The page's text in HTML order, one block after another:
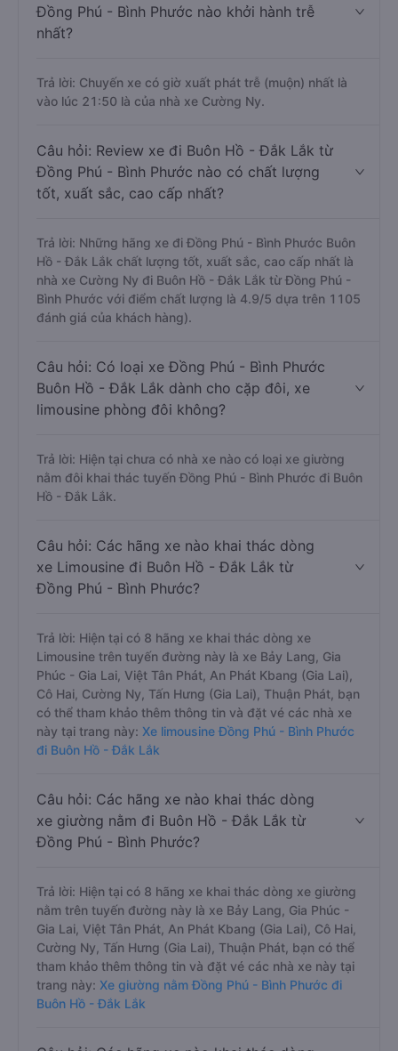
Đồng Phú - Bình Phước nào khởi hành trễ
nhất?
Trả lời: Chuyến xe có giờ xuất phát trễ (muộn) nhất là
vào lúc 21:50 là của nhà xe Cường Ny.
Câu hỏi: Review xe đi Buôn Hồ - Đắk Lắk từ
Đồng Phú - Bình Phước nào có chất lượng
tốt, xuất sắc, cao cấp nhất?
Trả lời: Những hãng xe đi Đồng Phú - Bình Phước Buôn
Hồ - Đắk Lắk chất lượng tốt, xuất sắc, cao cấp nhất là
nhà xe Cường Ny đi Buôn Hồ - Đắk Lắk từ Đồng Phú -
Bình Phước với điểm chất lượng là 4.9/5 dựa trên 1105
đánh giá của khách hàng).
Câu hỏi: Có loại xe Đồng Phú - Bình Phước
Buôn Hồ - Đắk Lắk dành cho cặp đôi, xe
limousine phòng đôi không?
Trả lời: Hiện tại chưa có nhà xe nào có loại xe giường
nằm đôi khai thác tuyến Đồng Phú - Bình Phước đi Buôn
Hồ - Đắk Lắk.
Câu hỏi: Các hãng xe nào khai thác dòng
xe Limousine đi Buôn Hồ - Đắk Lắk từ
Đồng Phú - Bình Phước?
Trả lời: Hiện tại có 8 hãng xe khai thác dòng xe
Limousine trên tuyến đường này là xe Bảy Lang, Gia
Phúc - Gia Lai, Việt Tân Phát, An Phát Kbang (Gia Lai),
Cô Hai, Cường Ny, Tấn Hưng (Gia Lai), Thuận Phát, bạn
có thể tham khảo thêm thông tin và đặt vé các nhà xe
này tại trang này: Xe limousine Đồng Phú - Bình Phước
đi Buôn Hồ - Đắk Lắk
Câu hỏi: Các hãng xe nào khai thác dòng
xe giường nằm đi Buôn Hồ - Đắk Lắk từ
Đồng Phú - Bình Phước?
Trả lời: Hiện tại có 8 hãng xe khai thác dòng xe giường
nằm trên tuyến đường này là xe Bảy Lang, Gia Phúc -
Gia Lai, Việt Tân Phát, An Phát Kbang (Gia Lai), Cô Hai,
Cường Ny, Tấn Hưng (Gia Lai), Thuận Phát, bạn có thể
tham khảo thêm thông tin và đặt vé các nhà xe này tại
trang này: Xe giường nằm Đồng Phú - Bình Phước đi
Buôn Hồ - Đắk Lắk